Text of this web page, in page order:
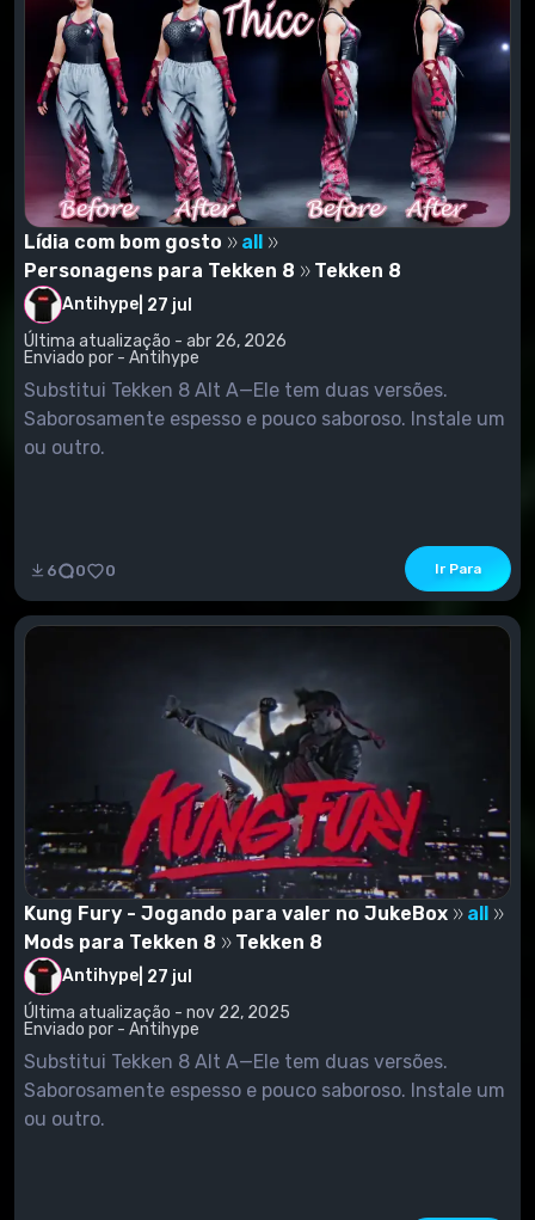
Lídia com bom gosto
all
Personagens para Tekken 8
Tekken 8
Antihype 27 jul
Última atualização - abr 26, 2026
Enviado por - Antihype
Substitui Tekken 8 Alt A—Ele tem duas versões.
Saborosamente espesso e pouco saboroso. Instale um
ou outro.
6 0 0 Ir Para
Kung Fury - Jogando para valer no JukeBox
all
Mods para Tekken 8
Tekken 8
Antihype 27 jul
Última atualização - nov 22, 2025
Enviado por - Antihype
Substitui Tekken 8 Alt A—Ele tem duas versões.
Saborosamente espesso e pouco saboroso. Instale um
ou outro.